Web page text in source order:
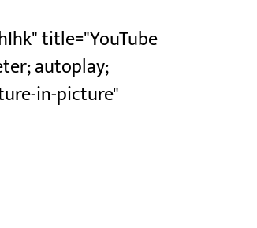
title="YouTube
autoplay;
in-picture"